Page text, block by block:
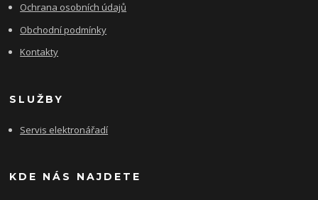
Ochrana osobních údajů
Obchodní podmínky
Kontakty
SLUŽBY
Servis elektronářadí
KDE NÁS NAJDETE